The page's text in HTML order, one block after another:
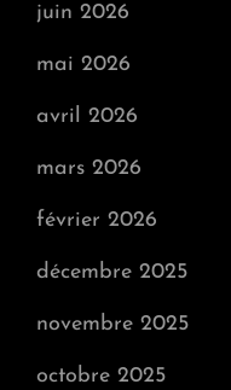
juin 2026
mai 2026
avril 2026
mars 2026
février 2026
décembre 2025
novembre 2025
octobre 2025